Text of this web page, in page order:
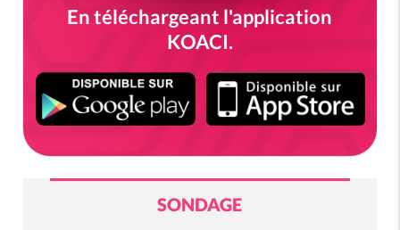
En téléchargeant l'application
KOACI.
SONDAGE